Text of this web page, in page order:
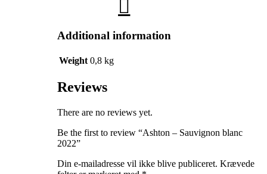
Additional information
Weight 0,8 kg
Reviews
There are no reviews yet.
Be the first to review “Ashton – Sauvignon blanc
2022”
Din e-mailadresse vil ikke blive publiceret. Krævede